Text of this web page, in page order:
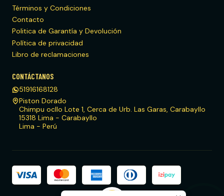
Términos y Condiciones
Contacto
Politica de Garantía y Devolución
Política de privacidad
Libro de reclamaciones
CONTÁCTANOS
51916168128
Piston Dorado
Chimpu ocllo Lote 1, Cerca de Urb. Las Garas, Carabayllo
15318 Lima - Carabayllo
Lima - Perú